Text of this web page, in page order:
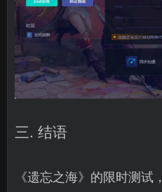
三. 结语
《遗忘之海》的限时测试